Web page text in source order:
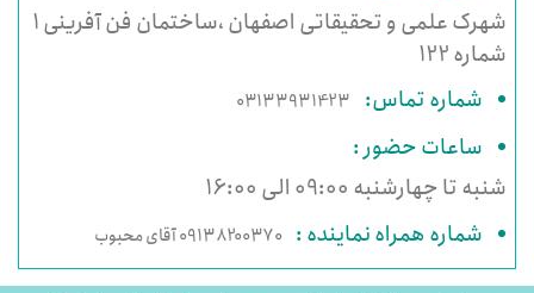
شهرک علمی و تحقیقاتی اصفهان ،ساختمان فن آفرینی 1
شماره 122
شماره تماس:
03133931423
ساعات حضور :
شنبه تا چهارشنبه 09:00 الی 16:00
شماره همراه نماینده : 09138200370 آقای محبوب